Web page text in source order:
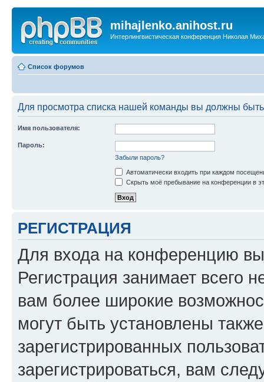
mihajlenko.anihost.ru
Интерлингвистическая конференция Николая
Список форумов
Для просмотра списка нашей команды вы должны
Имя пользователя:
Пароль:
Забыли пароль?
Автоматически входить при каждом
Скрыть моё пребывание на конференции в
РЕГИСТРАЦИЯ
Для входа на конференцию
Регистрация занимает всего
вам более широкие
могут быть установлены
зарегистрированных
зарегистрироваться, вам